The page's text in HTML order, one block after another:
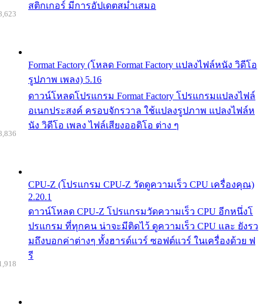
สติกเกอร์ มีการอัปเดตสม่ำเสมอ
Format Factory (โหลด Format Factory แปลงไฟล์หนัง วิดีโอ
รูปภาพ เพลง) 5.16
ดาวน์โหลดโปรแกรม Format Factory โปรแกรมแปลงไฟล์
อเนกประสงค์ ครอบจักรวาล ใช้แปลงรูปภาพ แปลงไฟล์ห
นัง วิดีโอ เพลง ไฟล์เสียงออดิโอ ต่าง ๆ
CPU-Z (โปรแกรม CPU-Z วัดดูความเร็ว CPU เครื่องคุณ)
2.20.1
ดาวน์โหลด CPU-Z โปรแกรมวัดความเร็ว CPU อีกหนึ่งโ
ปรแกรม ที่ทุกคน น่าจะมีติดไว้ ดูความเร็ว CPU และ ยังรว
มถึงบอกค่าต่างๆ ทั้งฮารด์แวร์ ซอฟต์แวร์ ในเครื่องด้วย ฟ
รี